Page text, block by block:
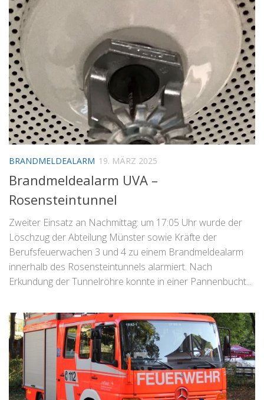
BRANDMELDEALARM 19. MÄRZ 2025
Brandmeldealarm UVA –
Rosensteintunnel
Zweiter Einsatz an Nachmittag: um 17:05 Uhr wurde der
Löschzug der Abteilung Münster sowie Kräfte der
Berufsfeuerwachen 3 und 4 zu einem Brandmeldealarm
innerhalb des Rosensteintunnels alarmiert. Nach
Erkundung der Tunnelröhre konnte in einer Pannenbucht...